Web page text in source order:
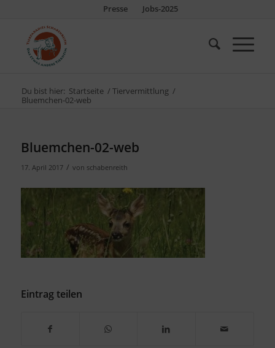
Presse Jobs-2025
Du bist hier: Startseite / Tiervermittlung /
Bluemchen-02-web
Bluemchen-02-web
17. April 2017 / von schabenreith
Eintrag teilen